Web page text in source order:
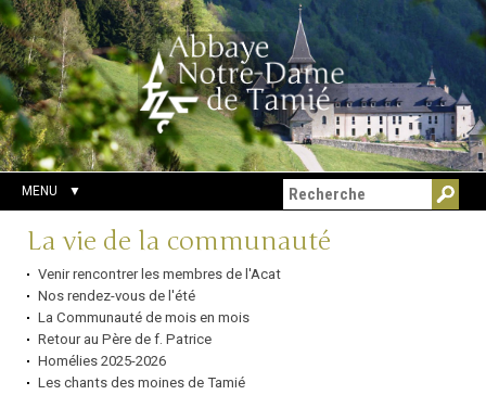
Aller
au
contenu.
|
Aller
à
la
navigation
Outils
personnels
Chercher par
Recherche
avancée…
MENU
Navigation
La vie de la communauté
Venir rencontrer les membres de l'Acat
Nos rendez-vous de l'été
La Communauté de mois en mois
Retour au Père de f. Patrice
Homélies 2025-2026
Les chants des moines de Tamié